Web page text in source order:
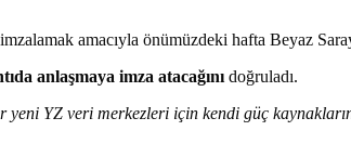
imzalamak amacıyla önümüzdeki hafta Beyaz
anlaşmaya imza atacağını doğruladı.
yeni YZ veri merkezleri için kendi güç